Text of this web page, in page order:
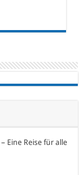
Eine Reise für alle